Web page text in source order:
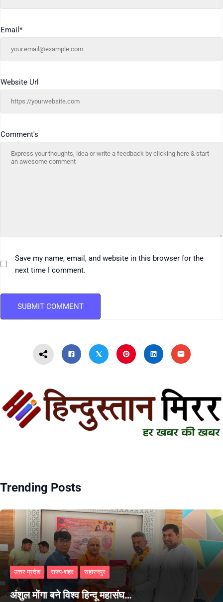
Comment's
Email *
Website Url
Save my name, email, and website in this browser for the
next time I comment.
Trending Posts
उत्तर प्रदेश राज्य-शहर सहारनपुर
अंशुल मोंगा बने विश्व हिन्दू महासंघ…